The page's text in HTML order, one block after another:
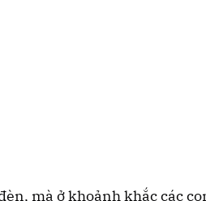
mà ở khoảnh khắc các